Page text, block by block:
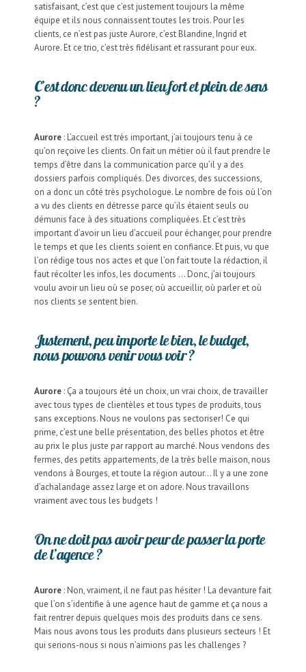
satisfaisant, c’est que c’est justement toujours la même
équipe et ils nous connaissent toutes les trois. Pour les
clients, ce n’est pas juste Aurore, c’est Blandine, Ingrid et
Aurore. Et ce trio, c’est très fidélisant et rassurant pour eux.
C’est donc devenu un lieu fort et plein de sens
?
Aurore : L’accueil est très important, j’ai toujours tenu à ce
qu’on reçoive les clients. On fait un métier où il faut prendre le
temps d’être dans la communication parce qu’il y a des
dossiers parfois compliqués. Des divorces, des successions,
on a donc un côté très psychologue. Le nombre de fois où l’on
a vu des clients en détresse parce qu’ils étaient seuls ou
démunis face à des situations compliquées. Et c’est très
important d’avoir un lieu d’accueil pour échanger, pour prendre
le temps et que les clients soient en confiance. Et puis, vu que
l’on rédige tous nos actes et que l’on fait toute la rédaction, il
faut récolter les infos, les documents … Donc, j’ai toujours
voulu avoir un lieu où se poser, où accueillir, où parler et où
nos clients se sentent bien.
Justement, peu importe le bien, le budget,
nous pouvons venir vous voir ?
Aurore : Ça a toujours été un choix, un vrai choix, de travailler
avec tous types de clientèles et tous types de produits, tous
sans exceptions. Nous ne voulons pas sectoriser! Ce qui
prime, c’est une belle présentation, des belles photos et être
au prix le plus juste par rapport au marché. Nous vendons des
fermes, des petits appartements, de la très belle maison, nous
vendons à Bourges, et toute la région autour… Il y a une zone
d’achalandage assez large et on adore. Nous travaillons
vraiment avec tous les budgets !
On ne doit pas avoir peur de passer la porte
de l’agence ?
Aurore : Non, vraiment, il ne faut pas hésiter ! La devanture fait
que l’on s’identifie à une agence haut de gamme et ça nous a
fait rentrer depuis quelques mois des produits dans ce sens.
Mais nous avons tous les produits dans plusieurs secteurs ! Et
qui serions-nous si nous n’aimions pas les challenges ?